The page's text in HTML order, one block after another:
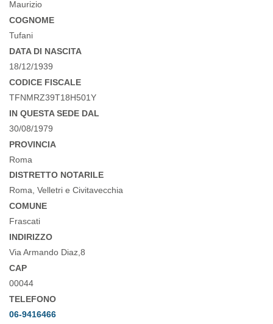
Maurizio
COGNOME
Tufani
DATA DI NASCITA
18/12/1939
CODICE FISCALE
TFNMRZ39T18H501Y
IN QUESTA SEDE DAL
30/08/1979
PROVINCIA
Roma
DISTRETTO NOTARILE
Roma, Velletri e Civitavecchia
COMUNE
Frascati
INDIRIZZO
Via Armando Diaz,8
CAP
00044
TELEFONO
06-9416466